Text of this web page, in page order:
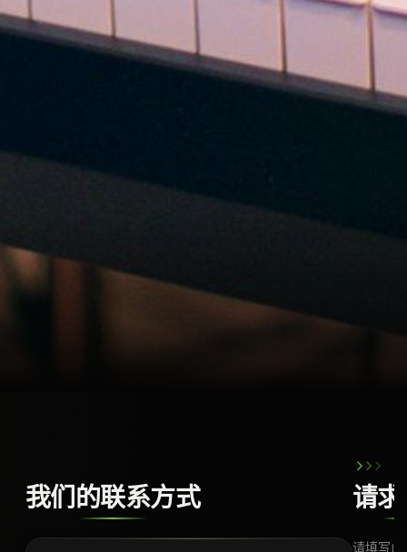
›››
请
请填写
我们的联系方式